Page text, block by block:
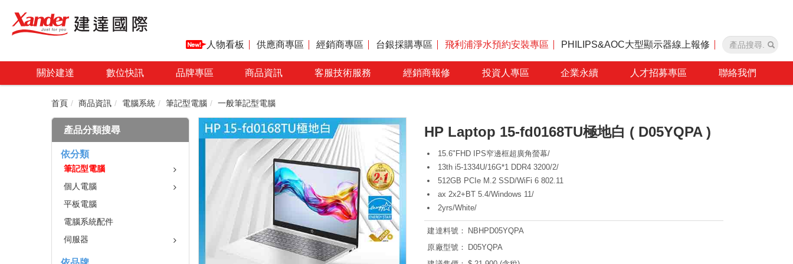
人物看板 供應商專區 經銷商專區 台銀採購專區 飛利浦淨水預約安裝專區 PHILIPS&AOC大型顯示器線上報修
關於建達 數位快訊 品牌專區 商品資訊 客服技術服務 經銷商報修 投資人專區 企業永續 人才招募專區 聯絡我們
首頁 商品資訊 電腦系統 筆記型電腦 一般筆記型電腦
產品分類搜尋
依分類
筆記型電腦
個人電腦
平板電腦
電腦系統配件
伺服器
HP Laptop 15-fd0168TU極地白 ( D05YQPA )
15.6"FHD IPS窄邊框超廣角螢幕/
13th i5-1334U/16G*1 DDR4 3200/2/
512GB PCIe M.2 SSD/WiFi 6 802.11
ax 2x2+BT 5.4/Windows 11/
2yrs/White/
建達料號：
NBHPD05YQPA
原廠型號：
D05YQPA